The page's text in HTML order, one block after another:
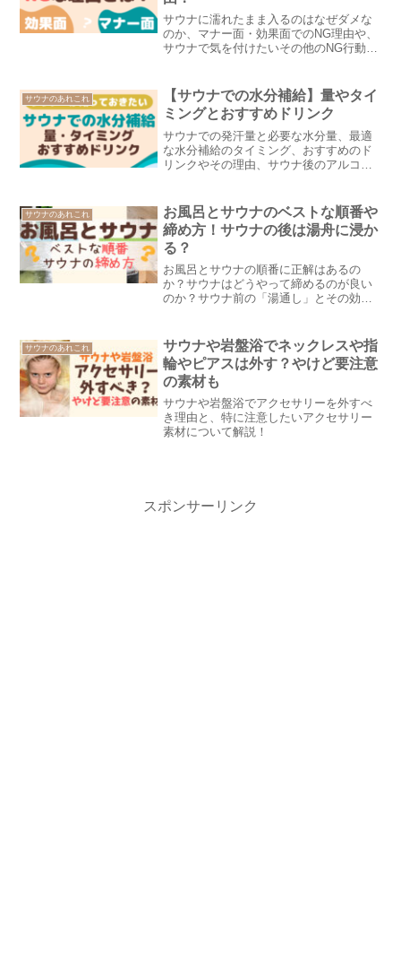
サウナに濡れたまま入るのはなぜダメな
のか、マナー面・効果面でのNG理由や、
サウナで気を付けたいその他のNG行動を
サウナのあれこれ
【サウナでの水分補給】量やタイ
ミングとおすすめドリンク
サウナでの発汗量と必要な水分量、最適
な水分補給のタイミング、おすすめのド
リンクやその理由、サウナ後のアルコー
サウナのあれこれ
お風呂とサウナのベストな順番や
締め方！サウナの後は湯舟に浸か
る？
お風呂とサウナの順番に正解はあるの
か？サウナはどうやって締めるのが良い
のか？サウナ前の「湯通し」とその効果
サウナのあれこれ
サウナや岩盤浴でネックレスや指
輪やピアスは外す？やけど要注意
の素材も
サウナや岩盤浴でアクセサリーを外すべ
き理由と、特に注意したいアクセサリー
素材について解説！
スポンサーリンク